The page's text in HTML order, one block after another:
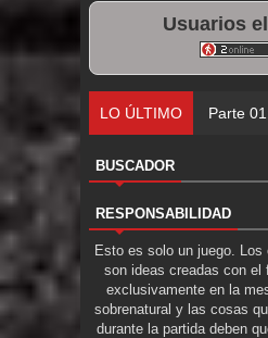
Usuarios
LO ÚLTIMO Parte 01:
BUSCADOR
RESPONSABILIDAD
Esto es solo un juego.
son ideas creadas con el
exclusivamente en la
sobrenatural y las cosas
durante la partida deben